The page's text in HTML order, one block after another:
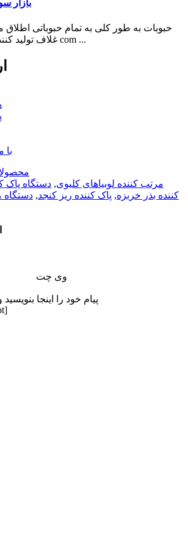
بازار
حبوبات به طور کلی به تمام حبوباتی
غلاف تولید کنند.در عین حال آنها نیز com ...
با
مرتب کننده لوبیاهای کلیوی, دستگاه پاک
کننده بذر خربزه, پاک کننده ریز کنجد, دستگاه
وی چت
پیام خود را اینجا